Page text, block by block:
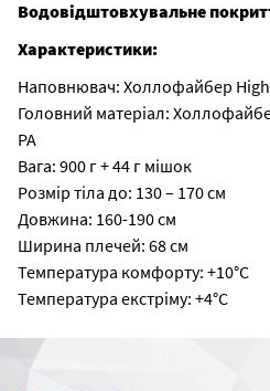
Водовідштовхувальне
Характеристики:
Наповнювач: Холлофайбер
Головний матеріал:
PA
Вага: 900 г + 44 г мішок
Розмір тіла до: 130 – 170 см
Довжина: 160-190 см
Ширина плечей: 68 см
Температура комфорту: +10°C
Температура екстріму: +4°C